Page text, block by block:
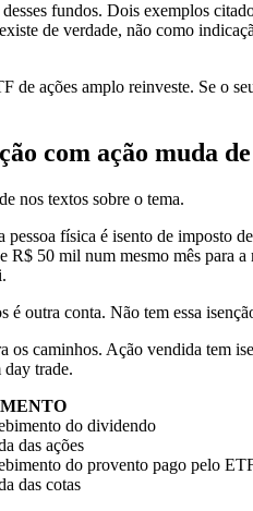
desses fundos. Dois exemplos
de verdade, não como
de ações amplo reinveste. Se o
com ação muda
nos textos sobre o tema.
física é isento de imposto
R$ 50 mil num mesmo mês
outra conta. Não tem essa
os caminhos. Ação vendida tem
trade.
do dividendo
das ações
do provento pago pelo
das cotas